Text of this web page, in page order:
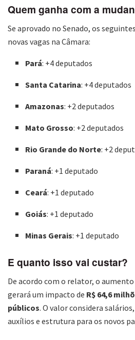
Quem ganha com a
Se aprovado no Senado, os
novas vagas na Câmara:
Pará: +4 deputados
Santa Catarina: +4 deputados
Amazonas: +2 deputados
Mato Grosso: +2 deputados
Rio Grande do Norte: +2
Paraná: +1 deputado
Ceará: +1 deputado
Goiás: +1 deputado
Minas Gerais: +1 deputado
E quanto isso vai custar?
De acordo com o relator, o
gerará um impacto de R$ 64,6
públicos. O valor considera
auxílios e estrutura para os novos